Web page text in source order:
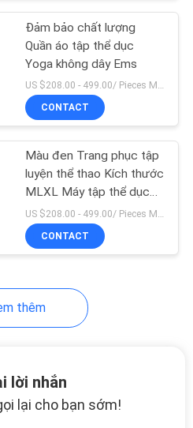
Đảm bảo chất lượng
Quần áo tập thể dục
Yoga không dây Ems
US $208.00 - 499.00/ Pieces MOQ:1 miếng
CONTACT
Màu đen Trang phục tập
luyện thể thao Kích thước
MLXL Máy tập thể dục
Ems Công nghệ đen
thông minh
US $208.00 - 499.00/ Pieces MOQ:1 miếng
CONTACT
thêm
lời nhắn
lại cho bạn sớm!